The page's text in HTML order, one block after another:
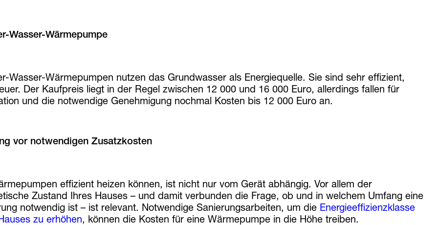
Wasser-Wärmepumpe
Wasser-Wärmepumpen nutzen das Grundwasser als Energiequelle. Sie sind sehr effizient,
Der Kaufpreis liegt in der Regel zwischen 12 000 und 16 000 Euro, allerdings fallen für
und die notwendige Genehmigung nochmal Kosten bis 12 000 Euro an.
vor notwendigen Zusatzkosten
effizient heizen können, ist nicht nur vom Gerät abhängig. Vor allem der
Zustand Ihres Hauses – und damit verbunden die Frage, ob und in welchem Umfang eine
notwendig ist – ist relevant. Notwendige Sanierungsarbeiten, um die Energieeffizienzklasse
zu erhöhen, können die Kosten für eine Wärmepumpe in die Höhe treiben.